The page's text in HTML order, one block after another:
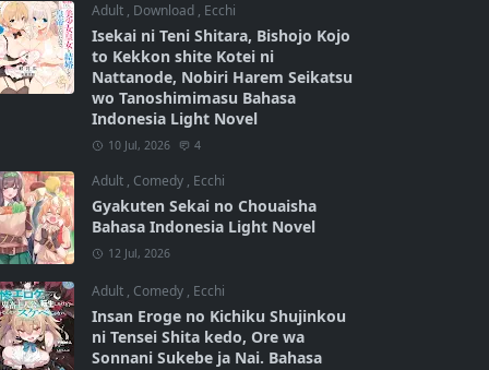
Adult , Download , Ecchi
Isekai ni Teni Shitara, Bishojo Kojo
to Kekkon shite Kotei ni
Nattanode, Nobiri Harem Seikatsu
wo Tanoshimimasu Bahasa
Indonesia Light Novel
10 Jul, 2026 4
Adult , Comedy , Ecchi
Gyakuten Sekai no Chouaisha
Bahasa Indonesia Light Novel
12 Jul, 2026
Adult , Comedy , Ecchi
Insan Eroge no Kichiku Shujinkou
ni Tensei Shita kedo, Ore wa
Sonnani Sukebe ja Nai. Bahasa